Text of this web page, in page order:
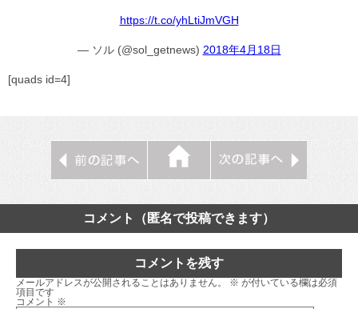
https://t.co/yhLtiJmVGH
— ソル (@sol_getnews) 2018年4月18日
[quads id=4]
コメント（匿名で投稿できます）
コメントを残す
メールアドレスが公開されることはありません。 ※ が付いている欄は必須
項目です
コメント ※